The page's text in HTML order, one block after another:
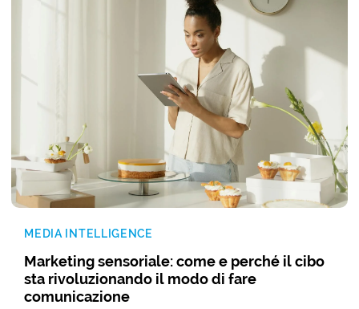
MEDIA INTELLIGENCE
Marketing sensoriale: come e perché il cibo
sta rivoluzionando il modo di fare
comunicazione